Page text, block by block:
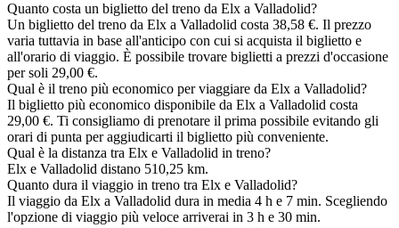
Quanto costa un biglietto del treno da Elx a Valladolid?
Un biglietto del treno da Elx a Valladolid costa 38,58 €. Il prezzo
varia tuttavia in base all'anticipo con cui si acquista il biglietto e
all'orario di viaggio. È possibile trovare biglietti a prezzi d'occasione
per soli 29,00 €.
Qual è il treno più economico per viaggiare da Elx a Valladolid?
Il biglietto più economico disponibile da Elx a Valladolid costa
29,00 €. Ti consigliamo di prenotare il prima possibile evitando gli
orari di punta per aggiudicarti il biglietto più conveniente.
Qual è la distanza tra Elx e Valladolid in treno?
Elx e Valladolid distano 510,25 km.
Quanto dura il viaggio in treno tra Elx e Valladolid?
Il viaggio da Elx a Valladolid dura in media 4 h e 7 min. Scegliendo
l'opzione di viaggio più veloce arriverai in 3 h e 30 min.